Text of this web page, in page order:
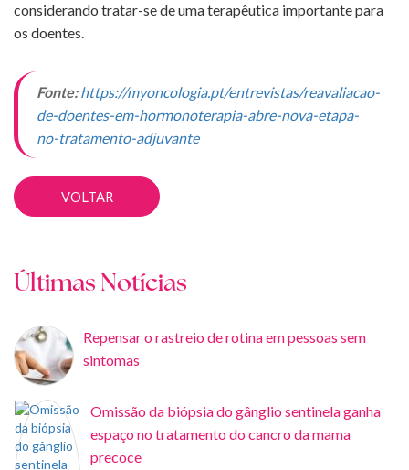
considerando tratar-se de uma terapêutica importante para
os doentes.
Fonte: https://myoncologia.pt/entrevistas/reavaliacao-
de-doentes-em-hormonoterapia-abre-nova-etapa-
no-tratamento-adjuvante
VOLTAR
Últimas Notícias
Repensar o rastreio de rotina em pessoas sem
sintomas
Omissão da biópsia do gânglio sentinela ganha
espaço no tratamento do cancro da mama
precoce